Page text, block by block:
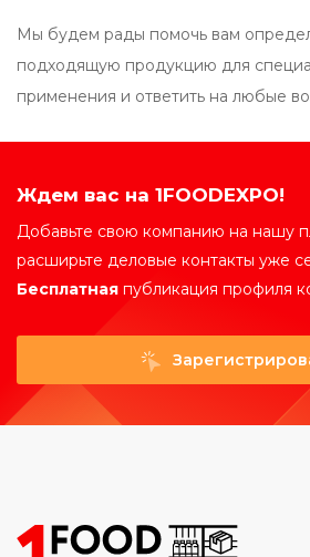
Мы будем рады помочь вам
подходящую продукцию для
применения и ответить на любые
Ждем вас на 1FOODEXPO!
Добавьте свою компанию на нашу
расширьте деловые контакты уже
Бесплатная публикация профиля